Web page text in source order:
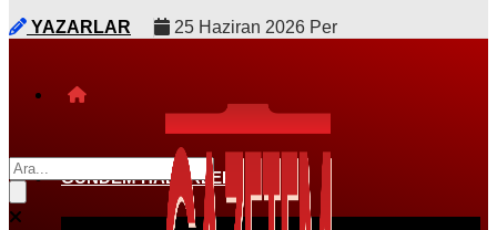
YAZARLAR
25 Haziran 2026 Per
GÜNDEM HABERLERI